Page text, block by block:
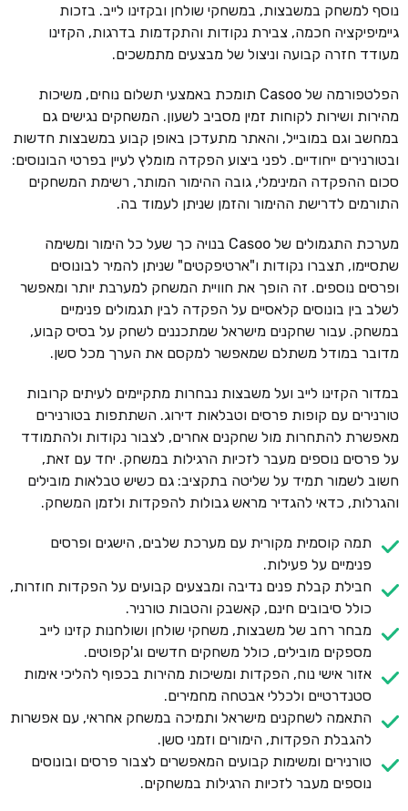
נוסף למשחק במשבצות, במשחקי שולחן ובקזינו לייב. בזכות
גיימיפיקציה חכמה, צבירת נקודות והתקדמות בדרגות, הקזינו
מעודד חזרה קבועה וניצול של מבצעים מתמשכים.
הפלטפורמה של Casoo תומכת באמצעי תשלום נוחים, משיכות
מהירות ושירות לקוחות זמין מסביב לשעון. המשחקים נגישים גם
במחשב וגם במובייל, והאתר מתעדכן באופן קבוע במשבצות חדשות
ובטורנירים ייחודיים. לפני ביצוע הפקדה מומלץ לעיין בפרטי הבונוסים:
סכום ההפקדה המינימלי, גובה ההימור המותר, רשימת המשחקים
התורמים לדרישת ההימור והזמן שניתן לעמוד בה.
מערכת התגמולים של Casoo בנויה כך שעל כל הימור ומשימה
שתסיימו, תצברו נקודות ו"ארטיפקטים" שניתן להמיר לבונוסים
ופרסים נוספים. זה הופך את חוויית המשחק למערבת יותר ומאפשר
לשלב בין בונוסים קלאסיים על הפקדה לבין תגמולים פנימיים
במשחק. עבור שחקנים מישראל שמתכננים לשחק על בסיס קבוע,
מדובר במודל משתלם שמאפשר למקסם את הערך מכל סשן.
במדור הקזינו לייב ועל משבצות נבחרות מתקיימים לעיתים קרובות
טורנירים עם קופות פרסים וטבלאות דירוג. השתתפות בטורנירים
מאפשרת להתחרות מול שחקנים אחרים, לצבור נקודות ולהתמודד
על פרסים נוספים מעבר לזכיות הרגילות במשחק. יחד עם זאת,
חשוב לשמור תמיד על שליטה בתקציב: גם כשיש טבלאות מובילים
והגרלות, כדאי להגדיר מראש גבולות להפקדות ולזמן המשחק.
תמה קוסמית מקורית עם מערכת שלבים, הישגים ופרסים
פנימיים על פעילות.
חבילת קבלת פנים נדיבה ומבצעים קבועים על הפקדות חוזרות,
כולל סיבובים חינם, קאשבק והטבות טורניר.
מבחר רחב של משבצות, משחקי שולחן ושולחנות קזינו לייב
מספקים מובילים, כולל משחקים חדשים וג'קפוטים.
אזור אישי נוח, הפקדות ומשיכות מהירות בכפוף להליכי אימות
סטנדרטיים ולכללי אבטחה מחמירים.
התאמה לשחקנים מישראל ותמיכה במשחק אחראי, עם אפשרות
להגבלת הפקדות, הימורים וזמני סשן.
טורנירים ומשימות קבועים המאפשרים לצבור פרסים ובונוסים
נוספים מעבר לזכיות הרגילות במשחקים.